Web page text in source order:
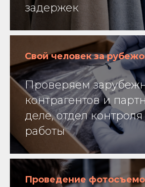
задержек
Свой человек за
Проверяем
контрагентов и
деле, отдел контроля
работы
Проведение